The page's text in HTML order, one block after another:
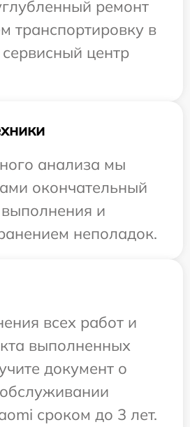
ремонт
транспортировку в
центр
анализа мы
окончательный
выполнения и
неполадок.
всех работ и
выполненных
документ о
сроком до 3 лет.